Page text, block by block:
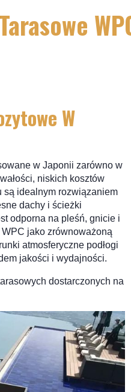
W
w Japonii zarówno w
niskich kosztów
są idealnym rozwiązaniem
dachy i ścieżki
odporna na pleśń, gnicie i
jako zrównoważoną
atmosferyczne podłogi
jakości i wydajności.
dostarczonych na